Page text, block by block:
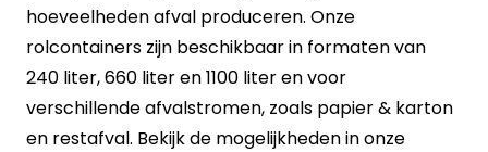
hoeveelheden afval produceren. Onze
rolcontainers zijn beschikbaar in formaten van
240 liter, 660 liter en 1100 liter en voor
verschillende afvalstromen, zoals papier & karton
en restafval. Bekijk de mogelijkheden in onze